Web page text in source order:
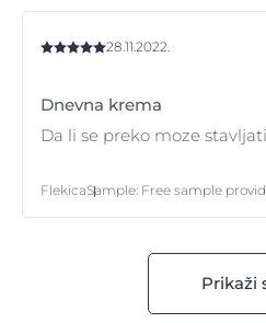
28.11.2022.
Dnevna krema
Da li se preko moze
FlekicaSample: Free sample
Prikaži